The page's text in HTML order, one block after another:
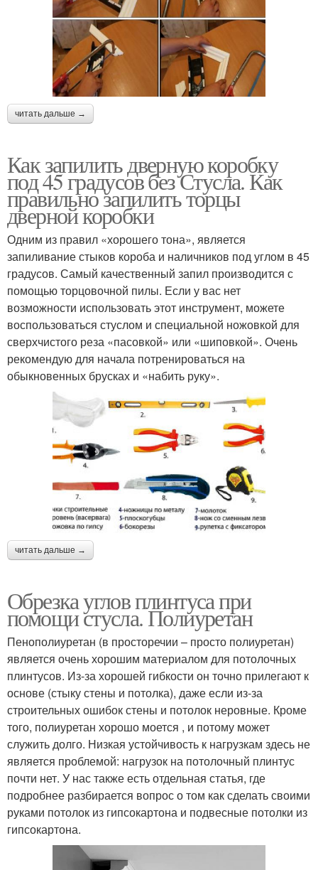
читать дальше →
Как запилить дверную коробку
под 45 градусов без Стусла. Как
правильно запилить торцы
дверной коробки
Одним из правил «хорошего тона», является
запиливание стыков короба и наличников под углом в 45
градусов. Самый качественный запил производится с
помощью торцовочной пилы. Если у вас нет
возможности использовать этот инструмент, можете
воспользоваться стуслом и специальной ножовкой для
сверхчистого реза «пасовкой» или «шиповкой». Очень
рекомендую для начала потренироваться на
обыкновенных брусках и «набить руку».
читать дальше →
Обрезка углов плинтуса при
помощи стусла. Полиуретан
Пенополиуретан (в просторечии – просто полиуретан)
является очень хорошим материалом для потолочных
плинтусов. Из-за хорошей гибкости он точно прилегают к
основе (стыку стены и потолка), даже если из-за
строительных ошибок стены и потолок неровные. Кроме
того, полиуретан хорошо моется , и потому может
служить долго. Низкая устойчивость к нагрузкам здесь не
является проблемой: нагрузок на потолочный плинтус
почти нет. У нас также есть отдельная статья, где
подробнее разбирается вопрос о том как сделать своими
руками потолок из гипсокартона и подвесные потолки из
гипсокартона.